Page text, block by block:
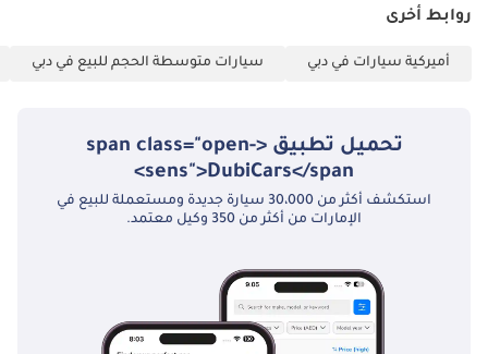
and get a new one
Call us or come visit
our showroom at 1st
Floor, Lulu Parking
روابط أخرى
أميركية سيارات في دبي سيارات متوسطة الحجم للبيع في دبي
تحميل تطبيق <span class="open-
sens">DubiCars</span>
استكشف أكثر من 30،000 سيارة جديدة ومستعملة للبيع في
الإمارات من أكثر من 350 وكيل معتمد.